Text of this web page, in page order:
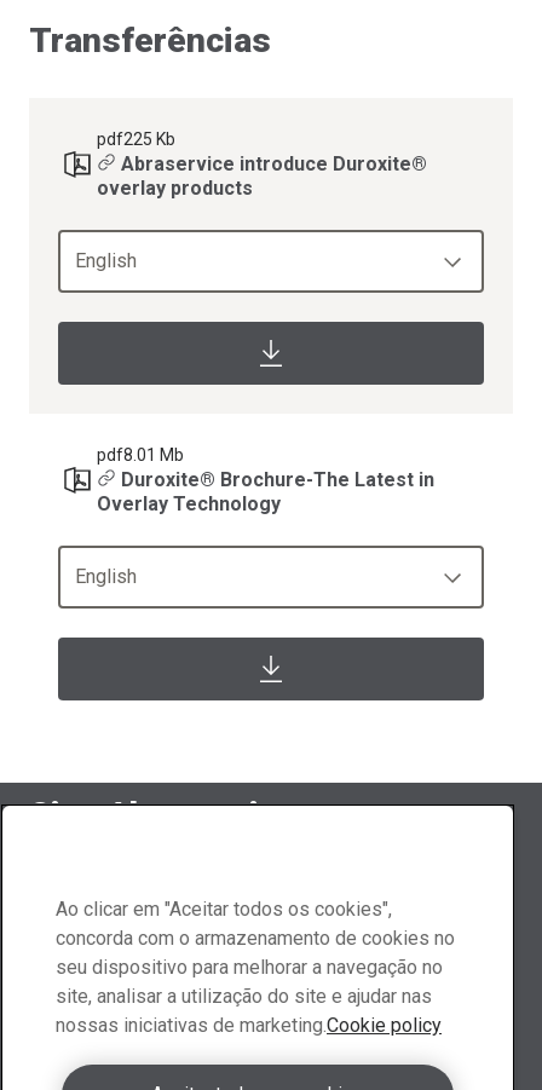
Transferências
pdf225 Kb
Abraservice introduce Duroxite®
overlay products
English
pdf8.01 Mb
Duroxite® Brochure-The Latest in
Overlay Technology
English
Siga Abraservice
Contacte-nos
Contactar Portugal
Solicitar um orçamento
Ao clicar em "Aceitar todos os cookies",
concorda com o armazenamento de cookies no
seu dispositivo para melhorar a navegação no
site, analisar a utilização do site e ajudar nas
nossas iniciativas de marketing.Cookie policy